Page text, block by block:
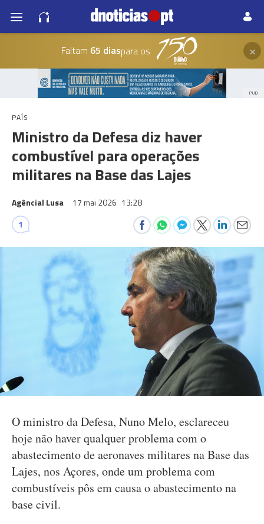
Faltam 65 diaspara os ×
PUB
PAÍS
Ministro da Defesa diz haver
combustível para operações
militares na Base das Lajes
Agêncial Lusa 17 mai 2026 13:28
1
O ministro da Defesa, Nuno Melo, esclareceu
hoje não haver qualquer problema com o
abastecimento de aeronaves militares na Base das
Lajes, nos Açores, onde um problema com
combustíveis pôs em causa o abastecimento na
base civil.